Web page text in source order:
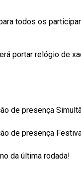
todos os
portar relógio de
de presença
de presença
da última rodada!